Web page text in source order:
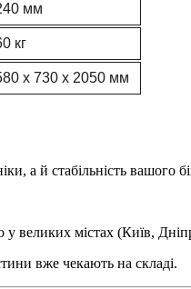
мм
кг
х 730 х 2050 мм
а й стабільність вашого
великих містах (Київ,
вже чекають на складі.